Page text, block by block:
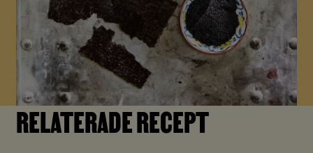
RELATERADE RECEPT